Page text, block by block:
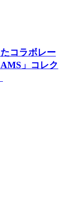
コラボレー
」コレク